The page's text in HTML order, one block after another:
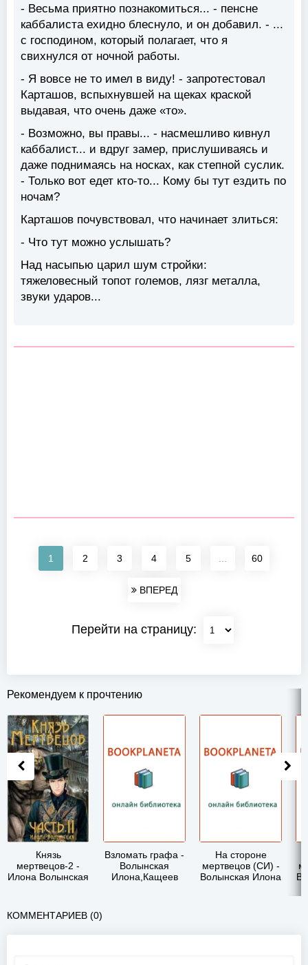
- Весьма приятно познакомиться... - пенсне
каббалиста ехидно блеснуло, и он добавил. - ...
с господином, который полагает, что я
свихнулся от ночной работы.
- Я вовсе не то имел в виду! - запротестовал
Карташов, вспыхнувшей на щеках краской
выдавая, что очень даже «то».
- Возможно, вы правы... - насмешливо кивнул
каббалист... и вдруг замер, прислушиваясь и
даже поднимаясь на носках, как степной суслик.
- Только вот едет кто-то... Кому бы тут ездить по
ночам?
Карташов почувствовал, что начинает злиться:
- Что тут можно услышать?
Над насыпью царил шум стройки:
тяжеловесный топот големов, лязг металла,
звуки ударов...
1 2 3 4 5 60
ВПЕРЕД
Перейти на страницу:
Рекомендуем к прочтению
Князь
мертвецов-2 -
Илона Волынская
Взломать графа -
Волынская
Илона,Кащеев
На стороне
мертвецов (СИ) -
Волынская Илона
КОММЕНТАРИЕВ (0)